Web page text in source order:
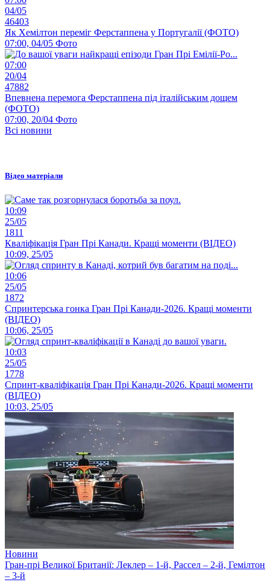
04/05
46403
Як Хемілтон переміг Ферстаппена у Португалії (ФОТО)
07:00, 04/05 Фото
07:00
20/04
47882
Впевнена перемога Ферстаппена під італійським дощем
(ФОТО)
07:00, 20/04 Фото
Всі новини
Відео матеріали
10:09
25/05
1811
Кваліфікація Гран Прі Канади. Кращі моменти (ВІДЕО)
10:09, 25/05
10:06
25/05
1872
Спринтерська гонка Гран Прі Канади-2026. Кращі моменти
(ВІДЕО)
10:06, 25/05
10:03
25/05
1778
Спринт-кваліфікація Гран Прі Канади-2026. Кращі моменти
(ВІДЕО)
10:03, 25/05
Новини
Гран-прі Великої Британії: Леклер – 1-й, Рассел – 2-й, Гемілтон
– 3-й